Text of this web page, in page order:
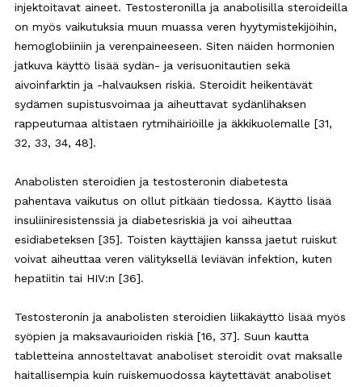
injektoitavat aineet. Testosteronilla ja anabolisilla steroideilla
on myös vaikutuksia muun muassa veren hyytymistekijöihin,
hemoglobiiniin ja verenpaineeseen. Siten näiden hormonien
jatkuva käyttö lisää sydän- ja verisuonitautien sekä
aivoinfarktin ja -halvauksen riskiä. Steroidit heikentävät
sydämen supistusvoimaa ja aiheuttavat sydänlihaksen
rappeutumaa altistaen rytmihäiriöille ja äkkikuolemalle [31,
32, 33, 34, 48].
Anabolisten steroidien ja testosteronin diabetesta
pahentava vaikutus on ollut pitkään tiedossa. Käyttö lisää
insuliiniresistenssiä ja diabetesriskiä ja voi aiheuttaa
esidiabeteksen [35]. Toisten käyttäjien kanssa jaetut ruiskut
voivat aiheuttaa veren välityksellä leviävän infektion, kuten
hepatiitin tai HIV:n [36].
Testosteronin ja anabolisten steroidien liikakäyttö lisää myös
syöpien ja maksavaurioiden riskiä [16, 37]. Suun kautta
tabletteina annosteltavat anaboliset steroidit ovat maksalle
haitallisempia kuin ruiskemuodossa käytettävät anaboliset